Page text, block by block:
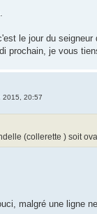
le jour du seigneur
prochain, je vous
2015, 20:57
(collerette ) soit
malgré une ligne